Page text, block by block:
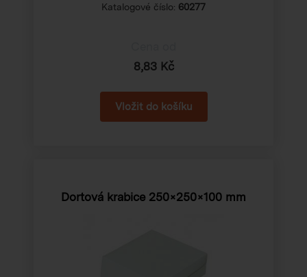
Katalogové číslo: 60277
8,83 Kč
Dortová krabice 250×250×100 mm